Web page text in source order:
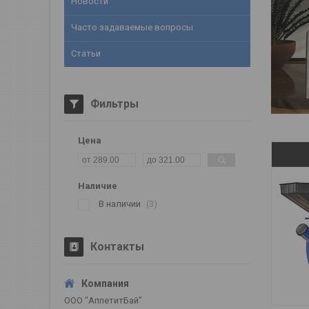
Часто задаваемые вопросы
Статьи
Фильтры
Цена
Наличие
В наличии
3
Контакты
ООО "АппетитБай"